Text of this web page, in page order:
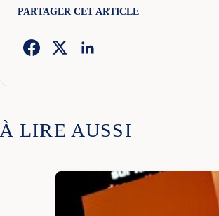
PARTAGER CET ARTICLE
À LIRE AUSSI